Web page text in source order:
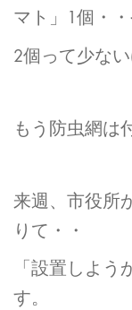
マト」1個・・
2個って少な
もう防虫網は
来週、市役所
りて・・
「設置しよう
す。